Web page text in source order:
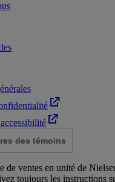
des témoins
de ventes en unité de
toujours les instructions